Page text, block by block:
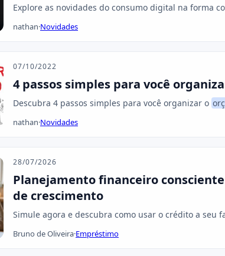
Explore as novidades do consumo digital na forma
nathan·Novidades
07/10/2022
4 passos simples para você
Descubra 4 passos simples para você organizar o
nathan·Novidades
28/07/2026
Planejamento financeiro
de crescimento
Simule agora e descubra como usar o crédito a seu
Bruno de Oliveira·Empréstimo